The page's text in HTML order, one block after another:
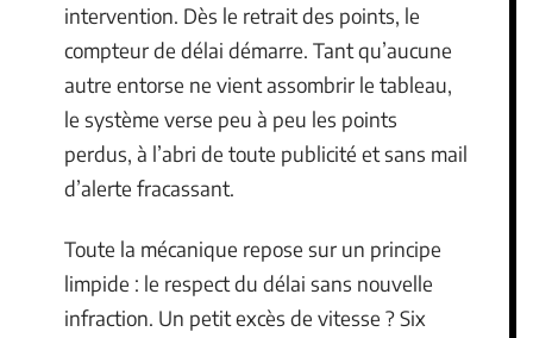
intervention. Dès le retrait des points, le
compteur de délai démarre. Tant qu’aucune
autre entorse ne vient assombrir le tableau,
le système verse peu à peu les points
perdus, à l’abri de toute publicité et sans mail
d’alerte fracassant.
Toute la mécanique repose sur un principe
limpide : le respect du délai sans nouvelle
infraction. Un petit excès de vitesse ? Six